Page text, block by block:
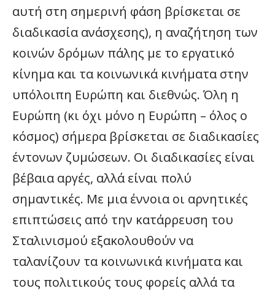
αυτή στη σημερινή φάση βρίσκεται σε
διαδικασία ανάσχεσης), η αναζήτηση των
κοινών δρόμων πάλης με το εργατικό
κίνημα και τα κοινωνικά κινήματα στην
υπόλοιπη Ευρώπη και διεθνώς. Όλη η
Ευρώπη (κι όχι μόνο η Ευρώπη – όλος ο
κόσμος) σήμερα βρίσκεται σε διαδικασίες
έντονων ζυμώσεων. Οι διαδικασίες είναι
βέβαια αργές, αλλά είναι πολύ
σημαντικές. Με μια έννοια οι αρνητικές
επιπτώσεις από την κατάρρευση του
Σταλινισμού εξακολουθούν να
ταλανίζουν τα κοινωνικά κινήματα και
τους πολιτικούς τους φορείς αλλά τα